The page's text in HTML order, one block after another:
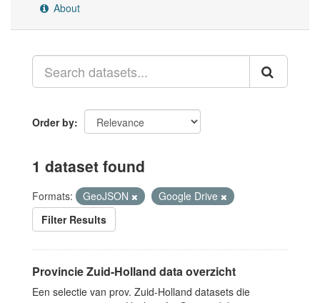
About
Order by
1 dataset found
Formats: GeoJSON
Google Drive
Filter Results
Provincie Zuid-Holland data overzicht
Een selectie van prov. Zuid-Holland datasets die